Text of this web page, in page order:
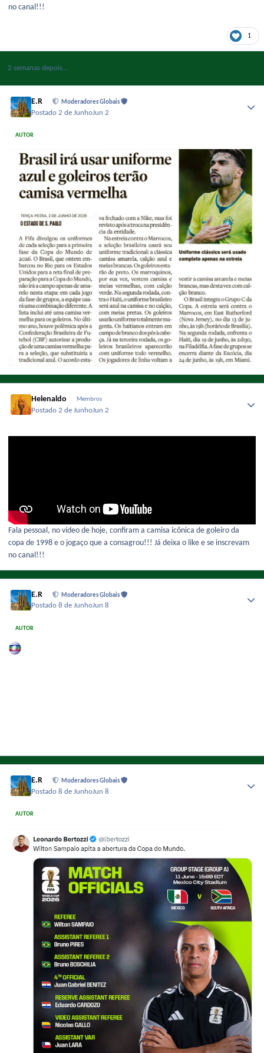
no canal!!!
1
2 semanas depois...
E.R Moderadores Globais
Postado2 de JunhoJun 2
AUTOR
Helenaldo Membros
Postado2 de JunhoJun 2
Fala pessoal, no vídeo de hoje, confiram a camisa icônica de goleiro da
copa de 1998 e o jogaço que a consagrou!!! Já deixa o like e se inscrevam
no canal!!!
E.R Moderadores Globais
Postado8 de JunhoJun 8
AUTOR
E.R Moderadores Globais
Postado8 de JunhoJun 8
AUTOR